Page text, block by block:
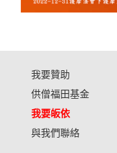
我要贊助
供僧福田基金
我要皈依
與我們聯絡